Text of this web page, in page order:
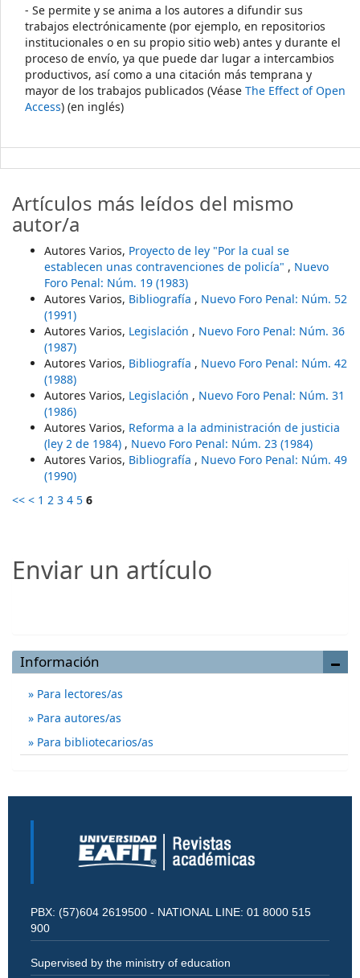
- Se permite y se anima a los autores a difundir sus
trabajos electrónicamente (por ejemplo, en repositorios
institucionales o en su propio sitio web) antes y durante el
proceso de envío, ya que puede dar lugar a intercambios
productivos, así como a una citación más temprana y
mayor de los trabajos publicados (Véase The Effect of Open
Access) (en inglés)
Artículos más leídos del mismo
autor/a
Autores Varios, Proyecto de ley "Por la cual se
establecen unas contravenciones de policía" , Nuevo
Foro Penal: Núm. 19 (1983)
Autores Varios, Bibliografía , Nuevo Foro Penal: Núm. 52
(1991)
Autores Varios, Legislación , Nuevo Foro Penal: Núm. 36
(1987)
Autores Varios, Bibliografía , Nuevo Foro Penal: Núm. 42
(1988)
Autores Varios, Legislación , Nuevo Foro Penal: Núm. 31
(1986)
Autores Varios, Reforma a la administración de justicia
(ley 2 de 1984) , Nuevo Foro Penal: Núm. 23 (1984)
Autores Varios, Bibliografía , Nuevo Foro Penal: Núm. 49
(1990)
<< < 1 2 3 4 5 6
Enviar un artículo
Información
Para lectores/as
Para autores/as
Para bibliotecarios/as
PBX: (57)604 2619500 - NATIONAL LINE: 01 8000 515
900
Supervised by the ministry of education